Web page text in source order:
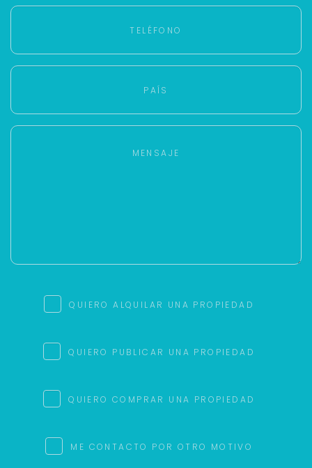
QUIERO ALQUILAR UNA PROPIEDAD
QUIERO PUBLICAR UNA PROPIEDAD
QUIERO COMPRAR UNA PROPIEDAD
ME CONTACTO POR OTRO MOTIVO